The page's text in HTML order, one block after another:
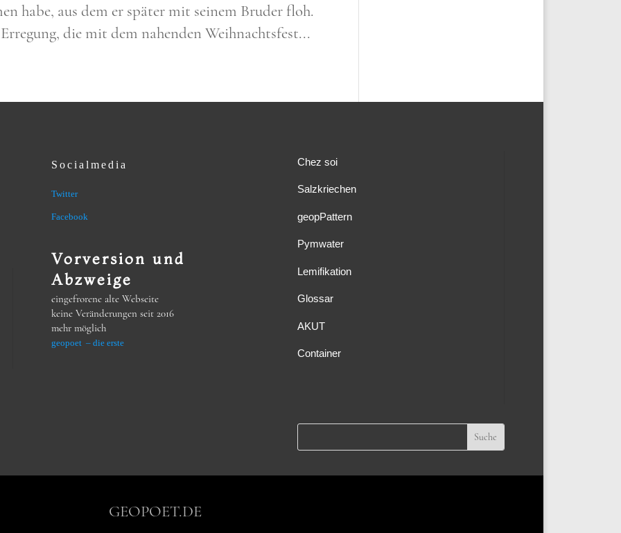
habe, aus dem er spä­ter mit sei­nem Bru­der floh.
die mit dem nahen­den Weih­nachts­fest...
Socialmedia
Twitter
Facebook
Vorversion und
Abzweige
eingefrorene alte Webseite
keine Veränderungen seit 2016
mehr möglich
geopoet – die erste
Chez soi
Salzkriechen
geopPattern
Pymwater
Lemifikation
Glossar
AKUT
Container
GEOPOET.DE